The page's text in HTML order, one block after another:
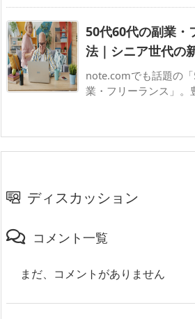
50代60代の副業・
法｜シニア世代の
note.comでも話題の
業・フリーランス」。
ディスカッション
コメント一覧
まだ、コメントがありません